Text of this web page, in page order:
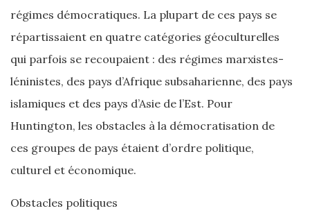
régimes démocratiques. La plupart de ces pays se
répartissaient en quatre catégories géoculturelles
qui parfois se recoupaient : des régimes marxistes-
léninistes, des pays d’Afrique subsaharienne, des pays
islamiques et des pays d’Asie de l’Est. Pour
Huntington, les obstacles à la démocratisation de
ces groupes de pays étaient d’ordre politique,
culturel et économique.
Obstacles politiques